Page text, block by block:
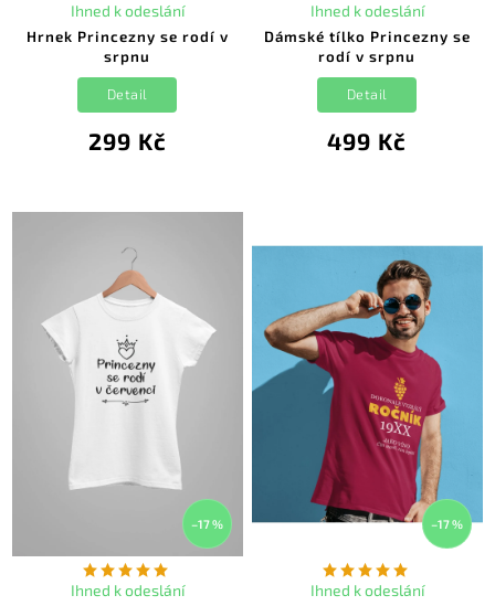
Hrnek Princezny se rodí v
srpnu
Ihned k odeslání
299 Kč
Detail
Dámské tílko Princezny se
rodí v srpnu
Ihned k odeslání
499 Kč
Detail
–17 %
Ihned k odeslání
–17 %
Ihned k odeslání